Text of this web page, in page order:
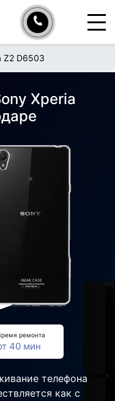
Z2 D6503
Xperia
ремонта
40 мин
телефона
как с